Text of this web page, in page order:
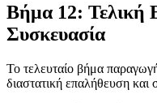
Βήμα 12: Τελική
Συσκευασία
Το τελευταίο βήμα
διαστατική επαλήθευση και